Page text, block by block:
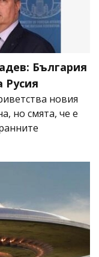
България
Русия
новия
но смята, че е